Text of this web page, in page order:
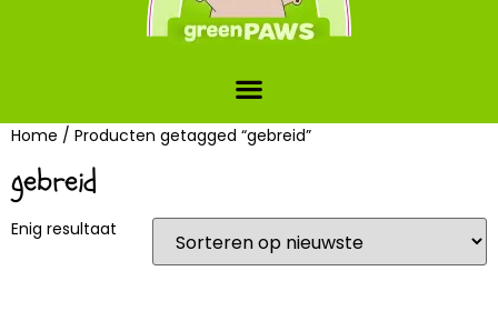
Home / Producten getagged “gebreid”
gebreid
Enig resultaat